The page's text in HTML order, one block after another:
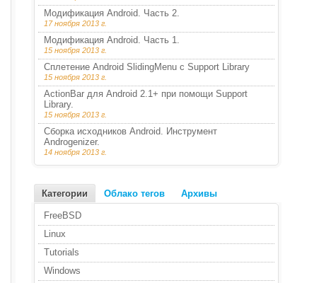
Модификация Android. Часть 2.
17 ноября 2013 г.
Модификация Android. Часть 1.
15 ноября 2013 г.
Сплетение Android SlidingMenu с Support Library
15 ноября 2013 г.
ActionBar для Android 2.1+ при помощи Support
Library.
15 ноября 2013 г.
Сборка исходников Android. Инструмент
Androgenizer.
14 ноября 2013 г.
Категории Облако тегов Архивы
FreeBSD
Linux
Tutorials
Windows